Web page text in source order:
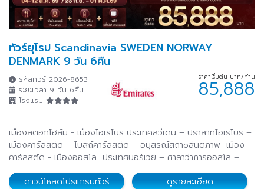
ทัวร์ยุโรป Scandinavia SWEDEN NORWAY
DENMARK 9 วัน 6คืน
รหัสทัวร์ 2026-8653
ระยะเวลา 9 วัน 6คืน
โรงแรม
ราคาเริ่มต้น บาท/ท่าน
85,888
เมืองสตอกโฮล์ม - เมืองโอเรโบร ประเทศสวีเดน – ปราสาทโอเรโบร –
เมืองคาร์ลสตัด – โบสถ์คาร์ลสตัด – อนุสรณ์สถาoสันติภาพ เมือง
คาร์ลสตัด - เมืองออสโล ประเทศนอร์เวย์ – ศาลาว่าการออสโล –
ป้อมปราการอาเคร์สฮูส - โรงละครแห่งชาติ – โอเปร่าออสโล - รัฐสภา
แห่งนอร์เวย์ – มหาวิหารออสโล
ดาวน์โหลดโปรแกรมทัวร์ ดูรายละเอียด